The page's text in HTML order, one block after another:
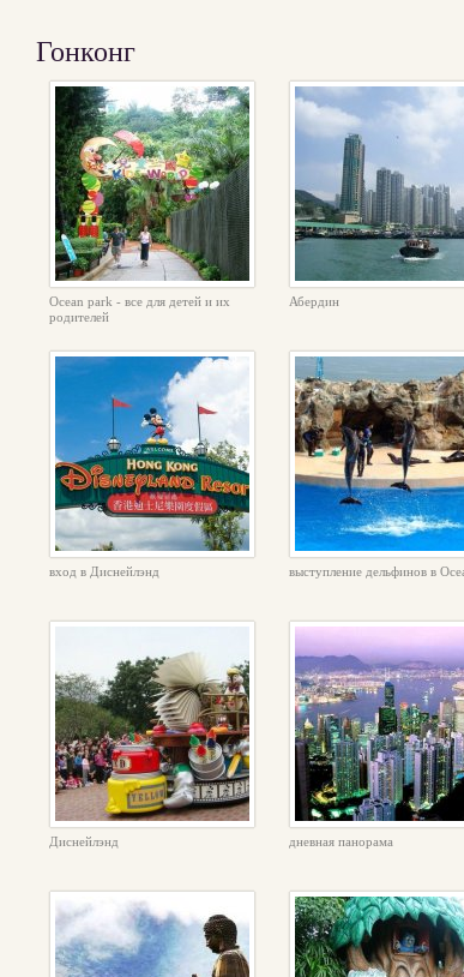
Гонконг
Ocean park - все для детей и их
родителей
Абердин
вход в Диснейлэнд выступление дельфинов в
Диснейлэнд дневная панорама